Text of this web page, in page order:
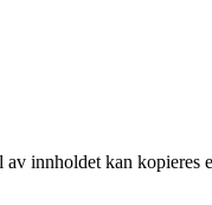
innholdet kan kopieres